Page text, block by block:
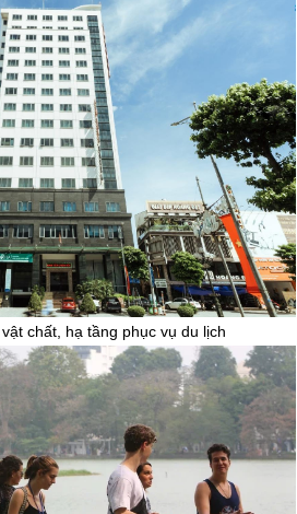
chất, hạ tầng phục vụ du lịch